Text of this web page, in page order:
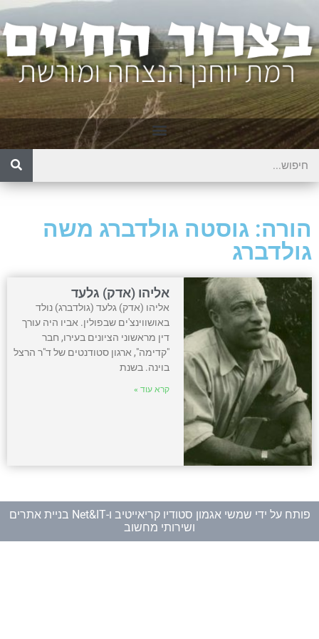
הורה: גוסטה גולדברג משה
גולדברג
אליהו (אדק) גלעד
אליהו (אדק) גלעד (גולדברג) נולד
באושווינצ'ים שבפולין. אביו היה עורך
דין מראשוני הציונים בעירו, חבר
"קדימה", ארגון סטודנטים של ד"ר הרצל
בוינה. בשנת
קרא עוד »
פותח על ידי שמשי אגמון סטודיו קריאייטיב ו-
Net&IT בניית אתרים
ושירותי מחשוב